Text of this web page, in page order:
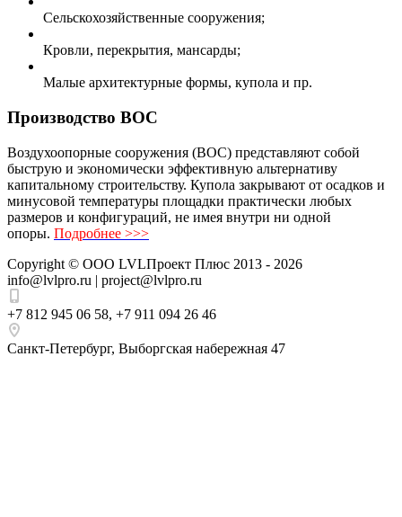
Сельскохозяйственные сооружения;
Кровли, перекрытия, мансарды;
Малые архитектурные формы, купола и пр.
Производство ВОС
Воздухоопорные сооружения (ВОС) представляют собой
быструю и экономически эффективную альтернативу
капитальному строительству. Купола закрывают от осадков и
минусовой температуры площадки практически любых
размеров и конфигураций, не имея внутри ни одной
опоры. Подробнее >>>
Copyright © ООО LVLПроект Плюс 2013 - 2026
info@lvlpro.ru | project@lvlpro.ru
+7 812 945 06 58, +7 911 094 26 46
Санкт-Петербург, Выборгская набережная 47